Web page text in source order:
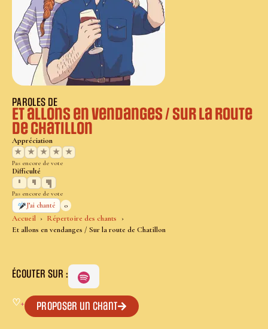
Accueil
Répertoire des chants
Et allons en vendanges / Sur la route de Chatillon
PAROLES DE
Et allons en vendanges / Sur la route
de Chatillon
Appréciation
★
★ ★ ★ ★
Pas encore de vote
Difficulté
Pas encore de vote
J’ai chanté
0
ÉCOUTER SUR :
♡+ Proposer un chant